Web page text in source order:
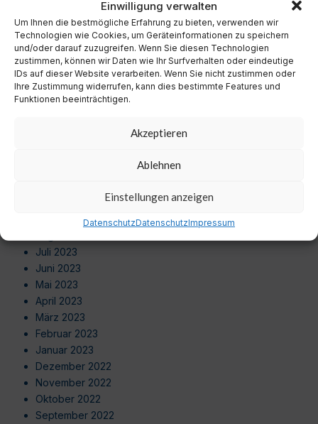
Einwilligung verwalten
Um Ihnen die bestmögliche Erfahrung zu bieten, verwenden wir
Technologien wie Cookies, um Geräteinformationen zu speichern
und/oder darauf zuzugreifen. Wenn Sie diesen Technologien
zustimmen, können wir Daten wie Ihr Surfverhalten oder eindeutige
IDs auf dieser Website verarbeiten. Wenn Sie nicht zustimmen oder
Ihre Zustimmung widerrufen, kann dies bestimmte Features und
Funktionen beeinträchtigen.
Akzeptieren
Ablehnen
Einstellungen anzeigen
DatenschutzDatenschutzImpressum
September 2024
August 2024
Juli 2024
Juni 2024
Mai 2024
April 2024
September 2023
Juli 2023
Juni 2023
Mai 2023
April 2023
März 2023
Februar 2023
Januar 2023
Dezember 2022
November 2022
Oktober 2022
September 2022